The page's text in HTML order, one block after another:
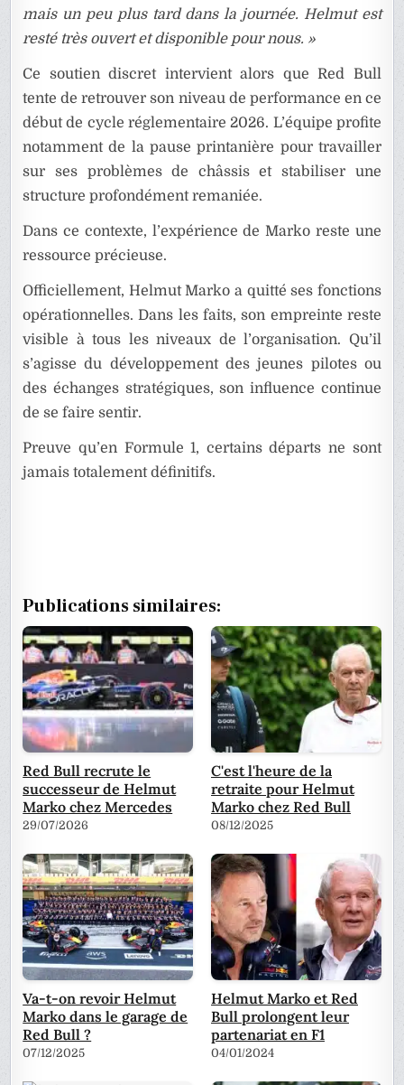
mais un peu plus tard dans la journée. Helmut est
resté très ouvert et disponible pour nous. »
Ce soutien discret intervient alors que Red Bull
tente de retrouver son niveau de performance en ce
début de cycle réglementaire 2026. L’équipe profite
notamment de la pause printanière pour travailler
sur ses problèmes de châssis et stabiliser une
structure profondément remaniée.
Dans ce contexte, l’expérience de Marko reste une
ressource précieuse.
Officiellement, Helmut Marko a quitté ses fonctions
opérationnelles. Dans les faits, son empreinte reste
visible à tous les niveaux de l’organisation. Qu’il
s’agisse du développement des jeunes pilotes ou
des échanges stratégiques, son influence continue
de se faire sentir.
Preuve qu’en Formule 1, certains départs ne sont
jamais totalement définitifs.
Publications similaires:
Red Bull recrute le
successeur de Helmut
Marko chez Mercedes
29/07/2026
C'est l'heure de la
retraite pour Helmut
Marko chez Red Bull
08/12/2025
Va-t-on revoir Helmut
Marko dans le garage de
Red Bull ?
07/12/2025
Helmut Marko et Red
Bull prolongent leur
partenariat en F1
04/01/2024